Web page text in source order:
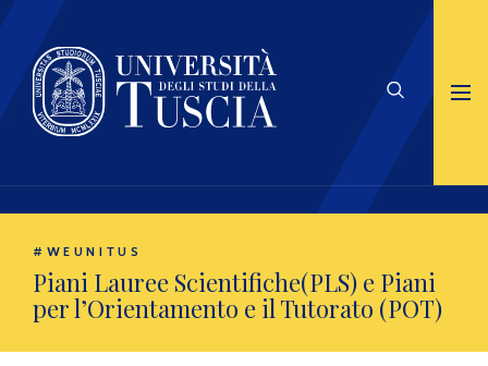
#WEUNITUS
Piani Lauree Scientifiche(PLS) e Piani
per l’Orientamento e il Tutorato (POT)